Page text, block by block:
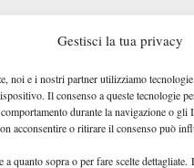
Gestisci la tua privacy
noi e i nostri partner utilizziamo
Il consenso a queste tecnologie
durante la navigazione o
acconsentire o ritirare il consenso può
quanto sopra o per fare scelte dettagliate.